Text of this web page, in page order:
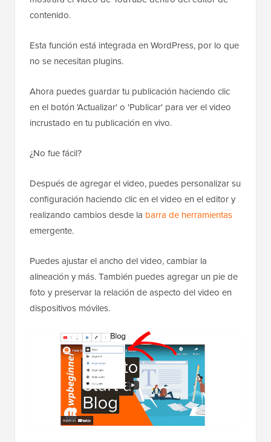
contenido.
Esta función está integrada en WordPress, por lo que
no se necesitan plugins.
Ahora puedes guardar tu publicación haciendo clic
en el botón 'Actualizar' o 'Publicar' para ver el video
incrustado en tu publicación en vivo.
¿No fue fácil?
Después de agregar el video, puedes personalizar su
configuración haciendo clic en el video en el editor y
realizando cambios desde la barra de herramientas
emergente.
Puedes ajustar el ancho del video, cambiar la
alineación y más. También puedes agregar un pie de
foto y preservar la relación de aspecto del video en
dispositivos móviles.